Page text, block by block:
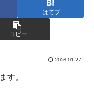
はてブ
コピー
2026.01.27
す。